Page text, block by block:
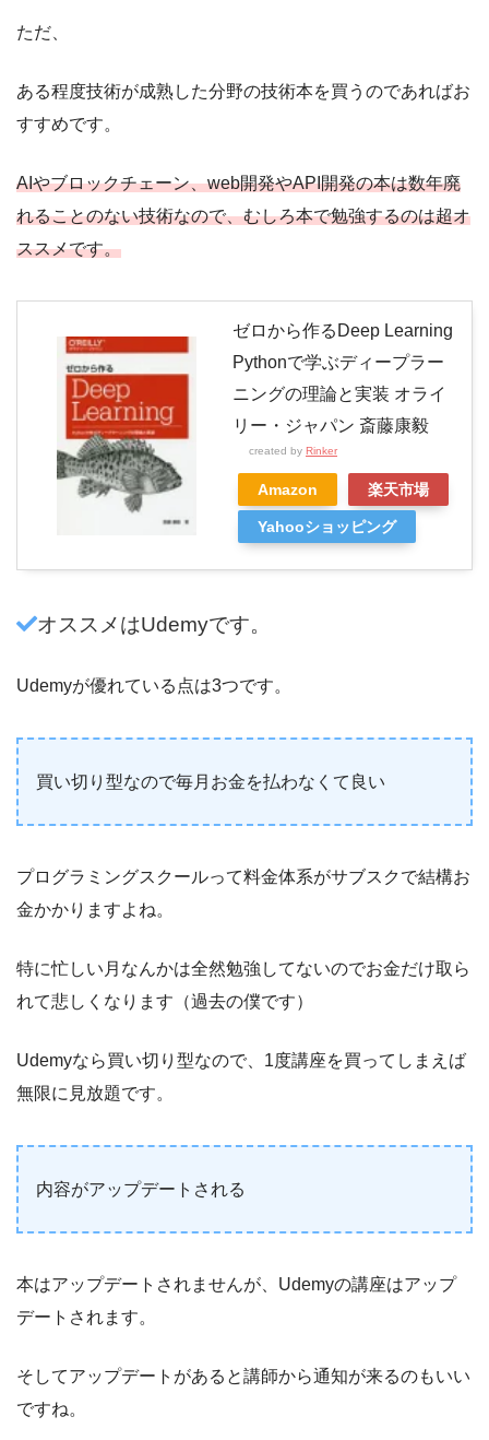
ただ、
ある程度技術が成熟した分野の技術本を買うのであればお
すすめです。
AIやブロックチェーン、web開発やAPI開発の本は数年廃
れることのない技術なので、むしろ本で勉強するのは超オ
ススメです。
ゼロから作るDeep Learning
Pythonで学ぶディープラー
ニングの理論と実装 オライ
リー・ジャパン 斎藤康毅
created by Rinker
Amazon 楽天市場
Yahooショッピング
オススメはUdemyです。
Udemyが優れている点は3つです。
買い切り型なので毎月お金を払わなくて良い
プログラミングスクールって料金体系がサブスクで結構お
金かかりますよね。
特に忙しい月なんかは全然勉強してないのでお金だけ取ら
れて悲しくなります（過去の僕です）
Udemyなら買い切り型なので、1度講座を買ってしまえば
無限に見放題です。
内容がアップデートされる
本はアップデートされませんが、Udemyの講座はアップ
デートされます。
そしてアップデートがあると講師から通知が来るのもいい
ですね。